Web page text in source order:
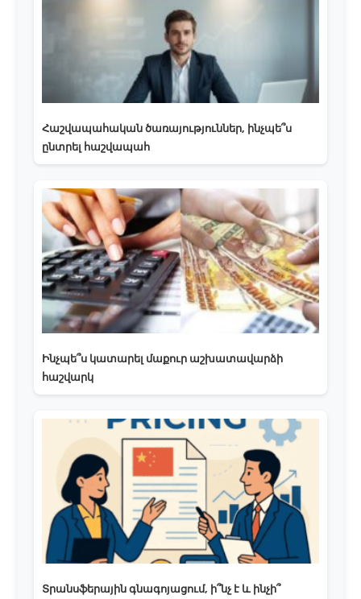
Հաշվապահական ծառայություններ, ինչպե՞ս
ընտրել հաշվապահ
Ինչպե՞ս կատարել մաքուր աշխատավարձի
հաշվարկ
Տրանսֆերային գնագոյացում, ի՞նչ է և ինչի՞